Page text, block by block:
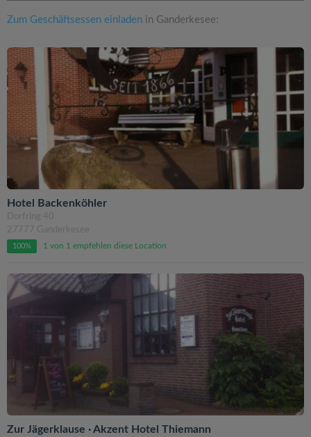
Zum Geschäftsessen einladen in Ganderkesee:
Hotel Backenköhler
Dorfring 40
27777 Ganderkesee
100% 1 von 1 empfehlen diese Location
Zur Jägerklause · Akzent Hotel Thiemann